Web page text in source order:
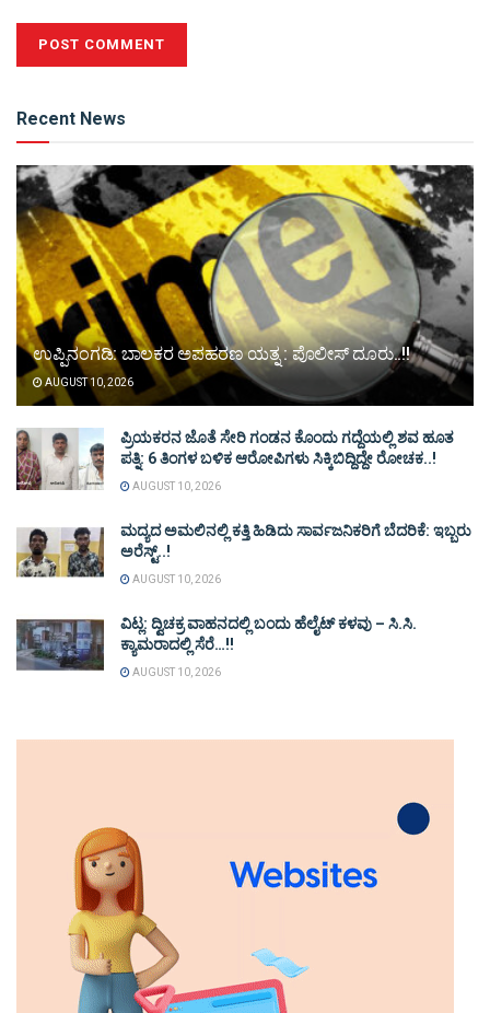
Recent News
ಉಪ್ಪಿನಂಗಡಿ: ಬಾಲಕರ ಅಪಹರಣ ಯತ್ನ : ಪೊಲೀಸ್ ದೂರು..!!
AUGUST 10, 2026
ಪ್ರಿಯಕರನ ಜೊತೆ ಸೇರಿ ಗಂಡನ ಕೊಂದು ಗದ್ದೆಯಲ್ಲಿ ಶವ ಹೂತ
ಪತ್ನಿ: 6 ತಿಂಗಳ ಬಳಿಕ ಆರೋಪಿಗಳು ಸಿಕ್ಕಿಬಿದ್ದಿದ್ದೇ ರೋಚಕ..!
AUGUST 10, 2026
ಮದ್ಯದ ಅಮಲಿನಲ್ಲಿ ಕತ್ತಿ ಹಿಡಿದು ಸಾರ್ವಜನಿಕರಿಗೆ ಬೆದರಿಕೆ: ಇಬ್ಬರು
ಅರೆಸ್ಟ್..!
AUGUST 10, 2026
ವಿಟ್ಲ: ದ್ವಿಚಕ್ರ ವಾಹನದಲ್ಲಿ ಬಂದು ಹೆಲೈಟ್ ಕಳವು – ಸಿ.ಸಿ.
ಕ್ಯಾಮರಾದಲ್ಲಿ ಸೆರೆ…!!
AUGUST 10, 2026